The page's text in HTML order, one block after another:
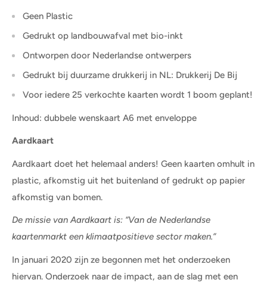
Geen Plastic
Gedrukt op landbouwafval met bio-inkt
Ontworpen door Nederlandse ontwerpers
Gedrukt bij duurzame drukkerij in NL: Drukkerij De Bij
Voor iedere 25 verkochte kaarten wordt 1 boom geplant!
Inhoud: dubbele wenskaart A6 met enveloppe
Aardkaart
Aardkaart doet het helemaal anders! Geen kaarten omhult in
plastic, afkomstig uit het buitenland of gedrukt op papier
afkomstig van bomen.
De missie van Aardkaart is: “Van de Nederlandse
kaartenmarkt een klimaatpositieve sector maken.”
In januari 2020 zijn ze begonnen met het onderzoeken
hiervan. Onderzoek naar de impact, aan de slag met een